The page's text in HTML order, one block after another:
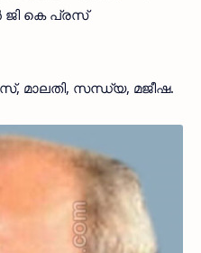
കെ പ്രസ്
മാലതി, സന്ധ്യ, മജീഷ.